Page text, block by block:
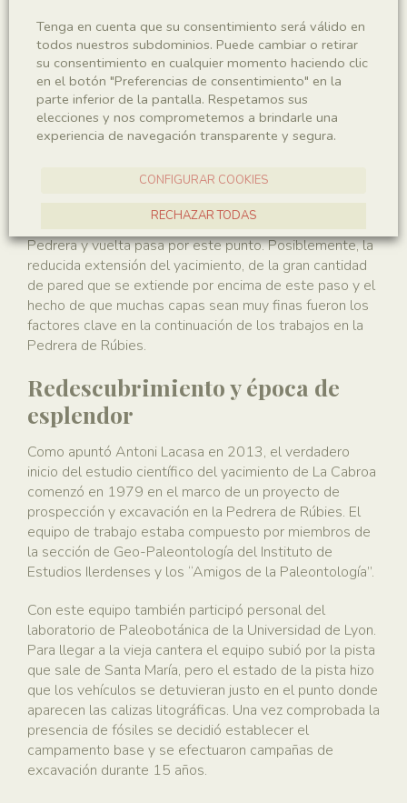
El descubrimiento
En 1953 Bataller hace la primera cita de este paraje
como posible yacimiento cuando se pregunta cómo es
que se explotó la Pedrera cuando había un afloramiento
con losas calizas cerca de Santa Maria de Meià.
Es de suponer que durante los trabajos de extracción
en La Pedrera, trabajadores y capataces se hubieran
fijado en esta zona ya que el camino de Santa María a la
Pedrera y vuelta pasa por este punto. Posiblemente, la
reducida extensión del yacimiento, de la gran cantidad
de pared que se extiende por encima de este paso y el
hecho de que muchas capas sean muy finas fueron los
factores clave en la continuación de los trabajos en la
Pedrera de Rúbies.
Redescubrimiento y época de
esplendor
Como apuntó Antoni Lacasa en 2013, el verdadero
inicio del estudio científico del yacimiento de La Cabroa
comenzó en 1979 en el marco de un proyecto de
prospección y excavación en la Pedrera de Rúbies. El
equipo de trabajo estaba compuesto por miembros de
la sección de Geo-Paleontología del Instituto de
Estudios Ilerdenses y los “Amigos de la Paleontología”.
Con este equipo también participó personal del
laboratorio de Paleobotánica de la Universidad de Lyon.
Para llegar a la vieja cantera el equipo subió por la pista
que sale de Santa María, pero el estado de la pista hizo
que los vehículos se detuvieran justo en el punto donde
aparecen las calizas litográficas. Una vez comprobada la
presencia de fósiles se decidió establecer el
campamento base y se efectuaron campañas de
excavación durante 15 años.
Tenga en cuenta que su consentimiento será válido en
todos nuestros subdominios. Puede cambiar o retirar
su consentimiento en cualquier momento haciendo clic
en el botón "Preferencias de consentimiento" en la
parte inferior de la pantalla. Respetamos sus
elecciones y nos comprometemos a brindarle una
experiencia de navegación transparente y segura.
CONFIGURAR COOKIES
RECHAZAR TODAS
ACEPTAR TODAS